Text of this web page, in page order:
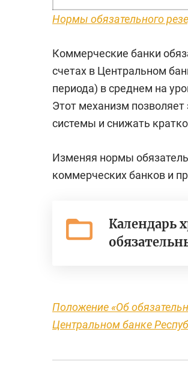
Нормы обязательного
Коммерческие банки
счетах в Центральном
периода) в среднем на
Этот механизм
системы и снижать
Изменяя нормы
коммерческих банков и
Календарь
Положение «Об
Центральном банке